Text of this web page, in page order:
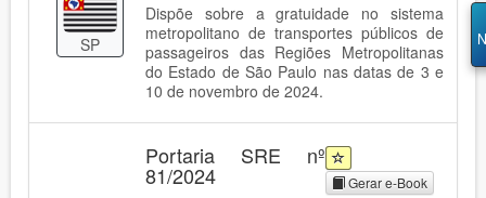
SP
Dispõe sobre a gratuidade no sistema
metropolitano de transportes públicos de
passageiros das Regiões Metropolitanas
do Estado de São Paulo nas datas de 3 e
10 de novembro de 2024.
Portaria SRE nº
81/2024 Gerar e-Book